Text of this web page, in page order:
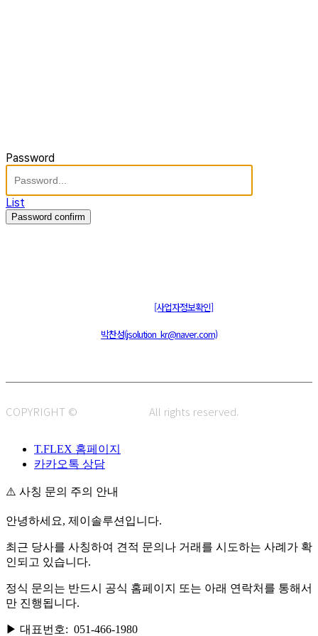
Password
List
Password confirm
[사업자정보확인]
박찬성(jsolution_kr@naver.com)
COPYRIGHT © All rights reserved.
T.FLEX 홈페이지
카카오톡 상담
⚠️ 사칭 문의 주의 안내
안녕하세요, 제이솔루션입니다.
최근 당사를 사칭하여 견적 문의나 거래를 시도하는 사례가 확
인되고 있습니다.
정식 문의는 반드시 공식 홈페이지 또는 아래 연락처를 통해서
만 진행됩니다.
▶ 대표번호: 051-466-1980